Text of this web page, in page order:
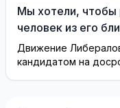
Мы хотели, чтобы
человек из его
Висагинское
Движение
кандидатом на